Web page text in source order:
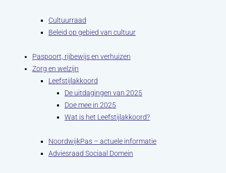
Cultuurraad
Beleid op gebied van cultuur
Paspoort, rijbewijs en verhuizen
Zorg en welzijn
Leefstijlakkoord
De uitdagingen van 2025
Doe mee in 2025
Wat is het Leefstijlakkoord?
NoordwijkPas – actuele informatie
Adviesraad Sociaal Domein